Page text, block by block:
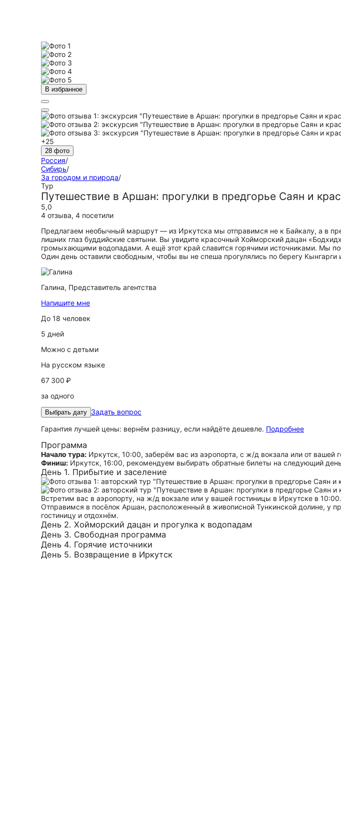
В избранное
+25
28 фото
Россия/
Сибирь/
За городом и природа/
Тур
Путешествие в Аршан: прогулки в предгорье Саян и
5,0
4 отзыва, 4 посетили
Предлагаем необычный маршрут — из Иркутска мы отправимся не к Байкалу, а в
лишних глаз буддийские святыни. Вы увидите красочный Хойморский дацан
громыхающими водопадами. А ещё этот край славится горячими источниками. Мы
Один день оставили свободным, чтобы вы не спеша прогулялись по берегу
Галина, Представитель агентства
Напишите мне
До 18 человек
5 дней
Можно с детьми
На русском языке
67 300 ₽
за одного
Выбрать дату Задать вопрос
Гарантия лучшей цены: вернём разницу, если найдёте дешевле. Подробнее
Программа
Начало тура: Иркутск, 10:00, заберём вас из аэропорта, с ж/д вокзала или от вашей
Финиш: Иркутск, 16:00, рекомендуем выбирать обратные билеты на следующий
День 1. Прибытие и заселение
Встретим вас в аэропорту, на ж/д вокзале или у вашей гостиницы в Иркутске в
Отправимся в посёлок Аршан, расположенный в живописной Тункинской долине, у
гостиницу и отдохнём.
День 2. Хойморский дацан и прогулка к водопадам
День 3. Свободная программа
День 4. Горячие источники
День 5. Возвращение в Иркутск